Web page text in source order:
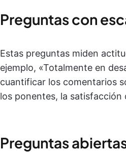
Preguntas con
Estas preguntas miden
ejemplo, «Totalmente en
cuantificar los comentarios
los ponentes, la satisfacción
Preguntas